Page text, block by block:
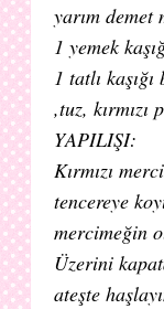
yarım demet
1 yemek
1 tatlı
,tuz,
YAPILIŞI:
Kırmızı
tencereye
mercimeğin
Üzerini
ateşte